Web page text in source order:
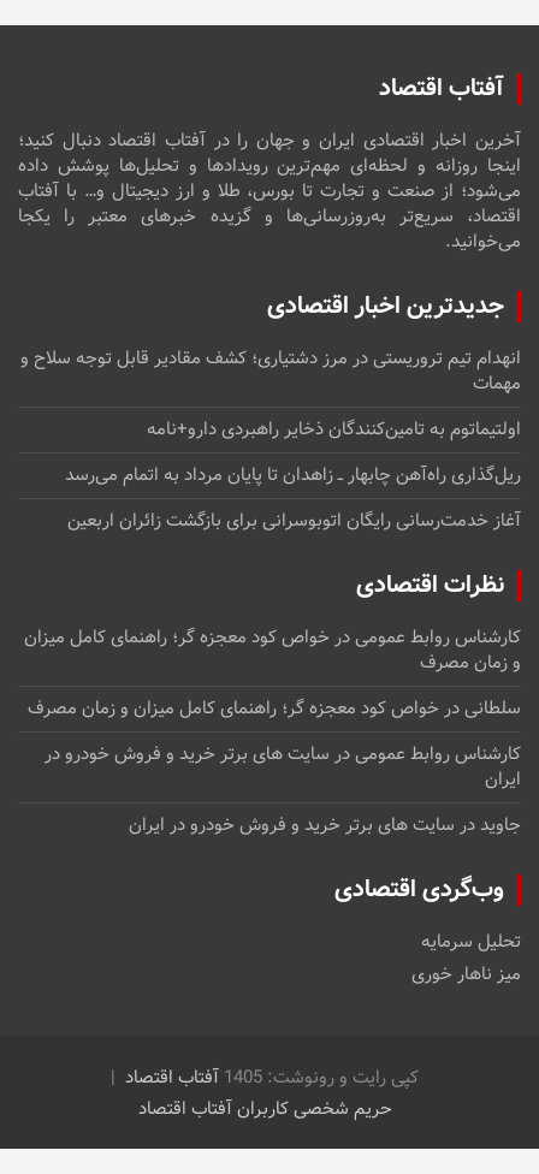
آفتاب اقتصاد
آخرین اخبار اقتصادی ایران و جهان را در آفتاب اقتصاد دنبال کنید؛
اینجا روزانه و لحظه‌ای مهم‌ترین رویدادها و تحلیل‌ها پوشش داده
می‌شود؛ از صنعت و تجارت تا بورس، طلا و ارز دیجیتال و… با آفتاب
اقتصاد، سریع‌تر به‌روزرسانی‌ها و گزیده خبرهای معتبر را یکجا
می‌خوانید.
جدیدترین اخبار اقتصادی
انهدام تیم تروریستی در مرز دشتیاری؛ کشف مقادیر قابل توجه سلاح و
مهمات
اولتیماتوم به تامین‌کنندگان ذخایر راهبردی دارو+نامه
ریل‌گذاری راه‌آهن چابهار ــ زاهدان تا پایان مرداد به اتمام می‌رسد
آغاز خدمت‌رسانی رایگان اتوبوسرانی برای بازگشت زائران اربعین
نظرات اقتصادی
کارشناس روابط عمومیدرخواص کود معجزه گر؛ راهنمای کامل میزان
و زمان مصرف
سلطانیدرخواص کود معجزه گر؛ راهنمای کامل میزان و زمان مصرف
کارشناس روابط عمومیدرسایت های برتر خرید و فروش خودرو در
ایران
جاویددرسایت های برتر خرید و فروش خودرو در ایران
وب‌گردی اقتصادی
تحلیل سرمایه
میز ناهار خوری
کپی رایت و رونوشت: 1405
آفتاب اقتصاد
حریم شخصی کاربران آفتاب اقتصاد